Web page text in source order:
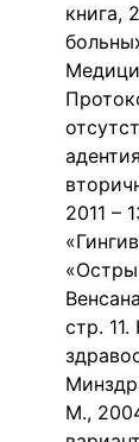
книга,
2011 –
стр.
М.,